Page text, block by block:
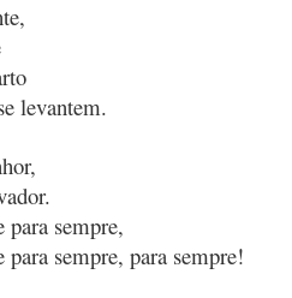
levantem.
para sempre,
sempre, para sempre!